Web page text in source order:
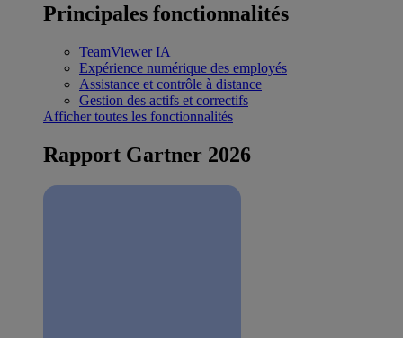
Principales fonctionnalités
TeamViewer IA
Expérience numérique des employés
Assistance et contrôle à distance
Gestion des actifs et correctifs
Afficher toutes les fonctionnalités
Rapport Gartner 2026